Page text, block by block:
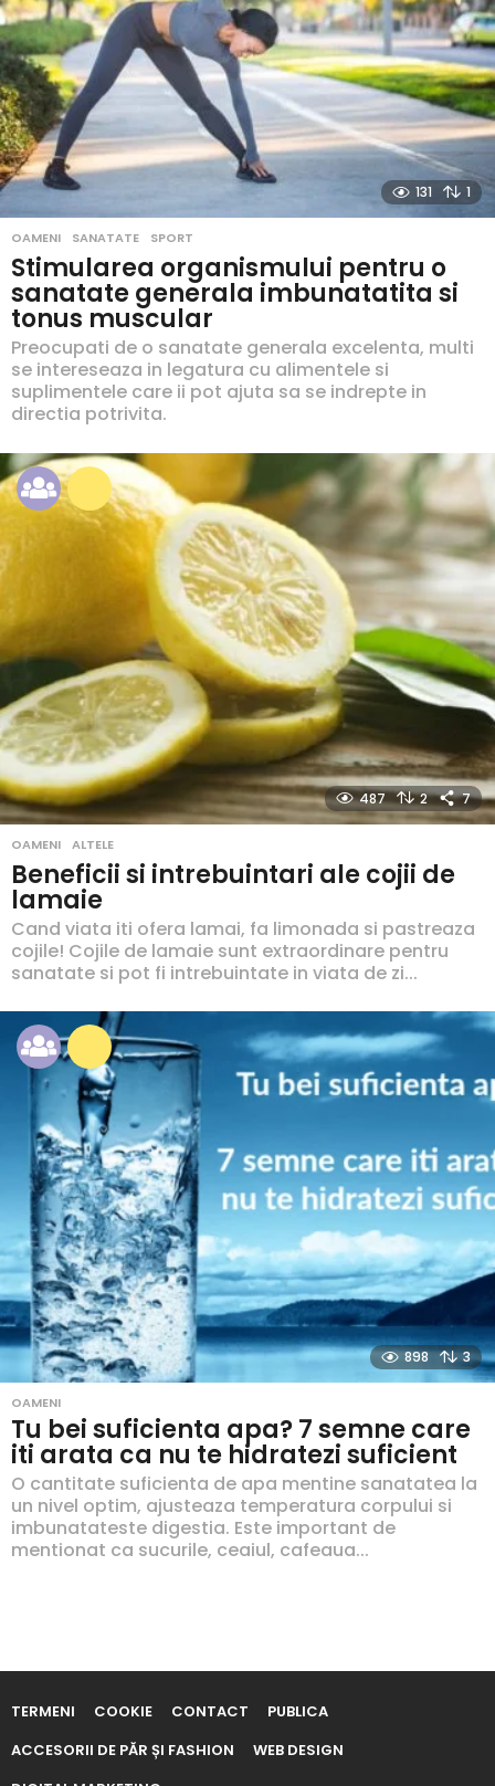
131 1
OAMENI ,SANATATE ,SPORT
Stimularea organismului pentru o
sanatate generala imbunatatita si
tonus muscular
Preocupati de o sanatate generala excelenta, multi
se intereseaza in legatura cu alimentele si
suplimentele care ii pot ajuta sa se indrepte in
directia potrivita.
487 2 7
OAMENI ,ALTELE
Beneficii si intrebuintari ale cojii de
lamaie
Cand viata iti ofera lamai, fa limonada si pastreaza
cojile! Cojile de lamaie sunt extraordinare pentru
sanatate si pot fi intrebuintate in viata de zi...
898 3
OAMENI
Tu bei suficienta apa? 7 semne care
iti arata ca nu te hidratezi suficient
O cantitate suficienta de apa mentine sanatatea la
un nivel optim, ajusteaza temperatura corpului si
imbunatateste digestia. Este important de
mentionat ca sucurile, ceaiul, cafeaua...
TERMENI COOKIE CONTACT
PUBLICA
ACCESORII DE PĂR ȘI FASHION
WEB DESIGN